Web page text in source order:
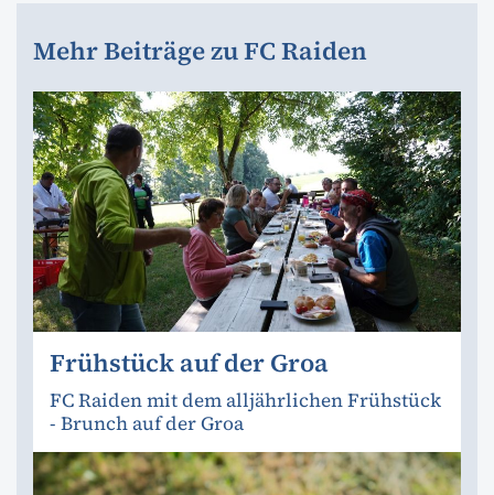
Mehr Beiträge zu FC Raiden
Frühstück auf der Groa
FC Raiden mit dem alljährlichen Frühstück
- Brunch auf der Groa